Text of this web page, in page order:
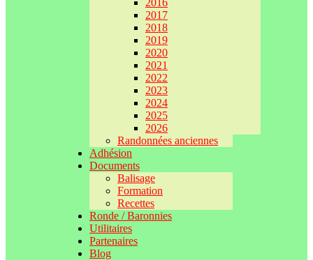
2016
2017
2018
2019
2020
2021
2022
2023
2024
2025
2026
Randonnées anciennes
Adhésion
Documents
Balisage
Formation
Recettes
Ronde / Baronnies
Utilitaires
Partenaires
Blog